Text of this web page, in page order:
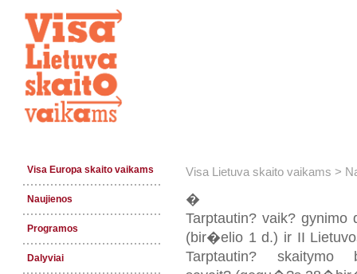
Visa Europa skaito vaikams
Naujienos
Programos
Dalyviai
Visa Lietuva skaito vaikams >
�
Tarptautin? vaik? gynimo
(bir�elio 1 d.) ir II
Tarptautin? skaitymo